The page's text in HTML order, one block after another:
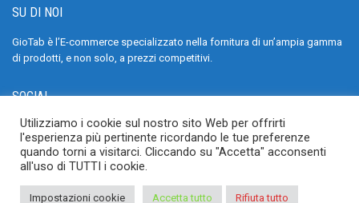
SU DI NOI
GioTab è l’E-commerce specializzato nella fornitura di un’ampia gamma
di prodotti, e non solo, a prezzi competitivi.
SOCIAL
>
Utilizziamo i cookie sul nostro sito Web per offrirti
l'esperienza più pertinente ricordando le tue preferenze
quando torni a visitarci. Cliccando su "Accetta" acconsenti
all'uso di TUTTI i cookie.
Impostazioni cookie Accetta tutto Rifiuta tutto